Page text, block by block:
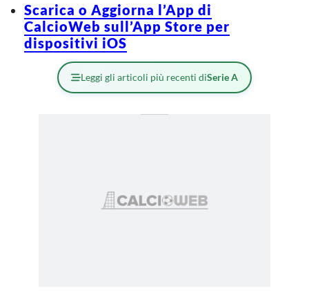
Scarica o Aggiorna l’App di
CalcioWeb sull’App Store per
dispositivi iOS
Leggi gli articoli più recenti diSerie A